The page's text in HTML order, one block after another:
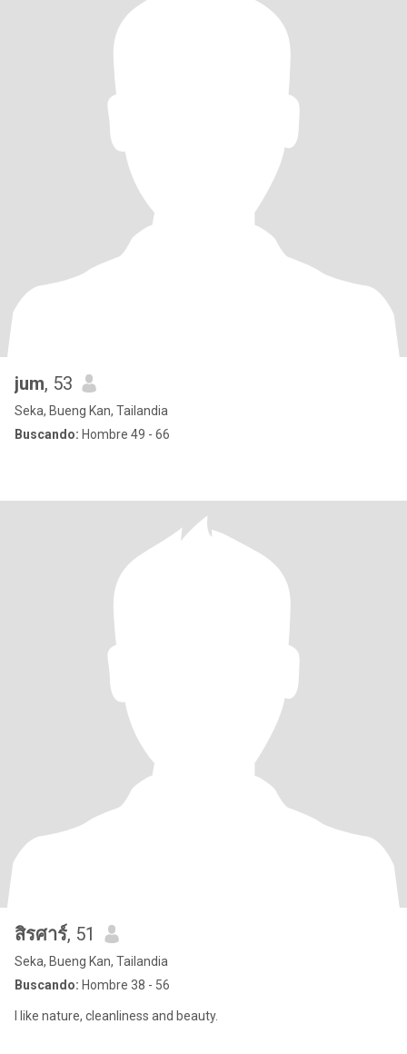
jum, 53
Seka, Bueng Kan, Tailandia
Buscando: Hombre 49 - 66
สิรศาร์, 51
Seka, Bueng Kan, Tailandia
Buscando: Hombre 38 - 56
I like nature, cleanliness and beauty.